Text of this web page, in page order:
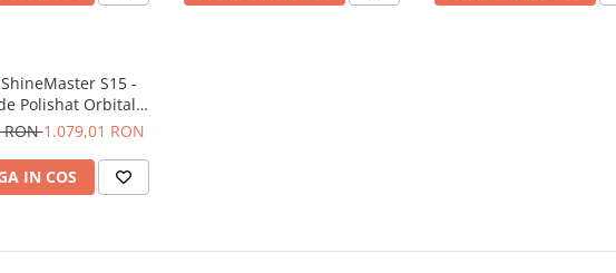
S15 -
Polishat Orbitală
(15mm)
RON1.079,01 RON
IN COS